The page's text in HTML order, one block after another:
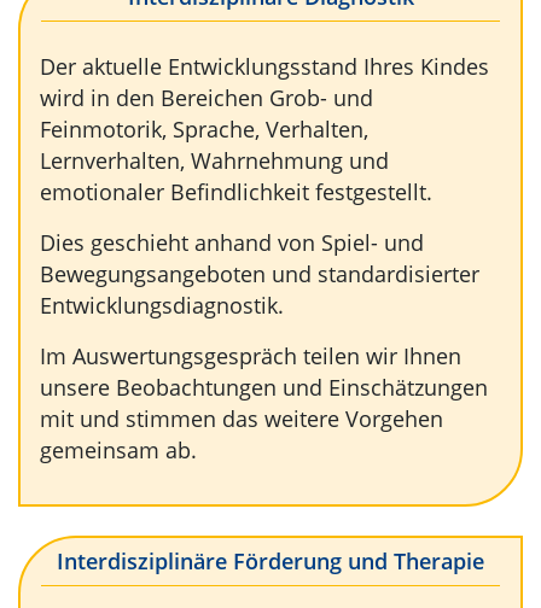
Der aktuelle Entwicklungsstand Ihres Kindes
wird in den Bereichen Grob- und
Feinmotorik, Sprache, Verhalten,
Lernverhalten, Wahrnehmung und
emotionaler Befindlichkeit festgestellt.
Dies geschieht anhand von Spiel- und
Bewegungsangeboten und standardisierter
Entwicklungsdiagnostik.
Im Auswertungsgespräch teilen wir Ihnen
unsere Beobachtungen und Einschätzungen
mit und stimmen das weitere Vorgehen
gemeinsam ab.
Interdisziplinäre Förderung und Therapie